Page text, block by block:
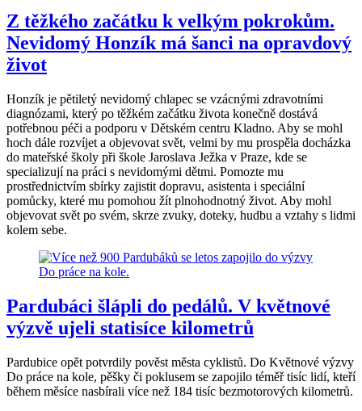
Z těžkého začátku k velkým pokrokům.
Nevidomý Honzík má šanci na opravdový
život
Honzík je pětiletý nevidomý chlapec se vzácnými zdravotními
diagnózami, který po těžkém začátku života konečně dostává
potřebnou péči a podporu v Dětském centru Kladno. Aby se mohl
hoch dále rozvíjet a objevovat svět, velmi by mu prospěla docházka
do mateřské školy při škole Jaroslava Ježka v Praze, kde se
specializují na práci s nevidomými dětmi. Pomozte mu
prostřednictvím sbírky zajistit dopravu, asistenta i speciální
pomůcky, které mu pomohou žít plnohodnotný život. Aby mohl
objevovat svět po svém, skrze zvuky, doteky, hudbu a vztahy s lidmi
kolem sebe.
Pardubáci šlápli do pedálů. V květnové
výzvě ujeli statisíce kilometrů
Pardubice opět potvrdily pověst města cyklistů. Do Květnové výzvy
Do práce na kole, pěšky či poklusem se zapojilo téměř tisíc lidí, kteří
během měsíce nasbírali více než 184 tisíc bezmotorových kilometrů.